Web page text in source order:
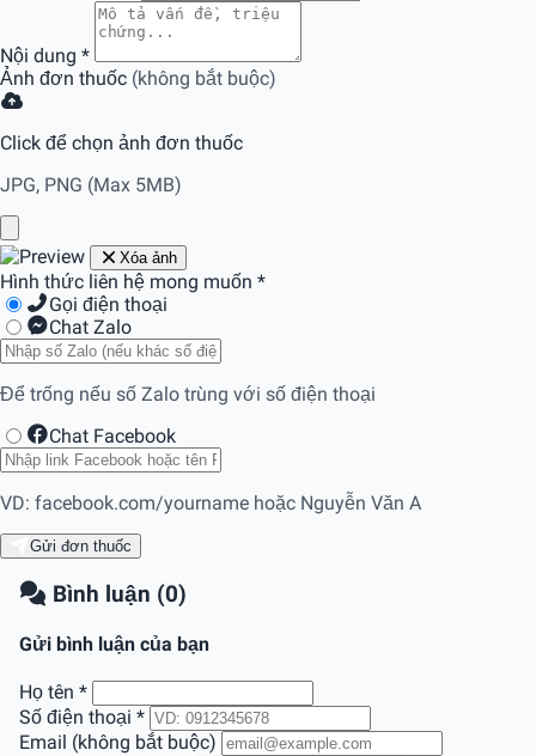
Nội dung *
Ảnh đơn thuốc (không bắt buộc)
Click để chọn ảnh đơn thuốc
JPG, PNG (Max 5MB)
Xóa ảnh
Hình thức liên hệ mong muốn *
Gọi điện thoại
Chat Zalo
Để trống nếu số Zalo trùng với số điện thoại
Chat Facebook
VD: facebook.com/yourname hoặc Nguyễn Văn A
Gửi đơn thuốc
Bình luận (0)
Gửi bình luận của bạn
Họ tên *
Số điện thoại *
Email (không bắt buộc)